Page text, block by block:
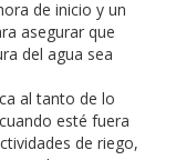
de inicio y un
asegurar que
del agua sea
al tanto de lo
esté fuera
de riego,